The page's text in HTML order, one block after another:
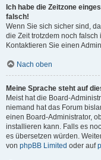
Ich habe die Zeitzone
falsch!
Wenn Sie sich sicher sind,
die Zeit trotzdem noch
Kontaktieren Sie einen
Nach oben
Meine Sprache steht auf
Meist hat die Board-
niemand hat das Forum
einen Board-Administrator,
installieren kann. Falls es
es übersetzen würden.
von phpBB Limited oder auf